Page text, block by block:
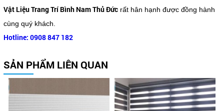
Vật Liệu Trang Trí Bình Nam Thủ Đứcrất hân hạnh được đồng hành
cùng quý khách.
Hotline: 0908 847 182
SẢN PHẨM LIÊN QUAN